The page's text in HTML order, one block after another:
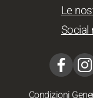
Le
Social
Condizioni